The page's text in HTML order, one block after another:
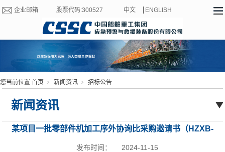
企业邮箱 股票代码:300527 中文 ENGLISH
您当前位置:首页 新闻资讯 招标公告
新闻资讯
某项目一批零部件机加工序外协询比采购邀请书（HZXB-
24101）2024-11-15
发布时间：